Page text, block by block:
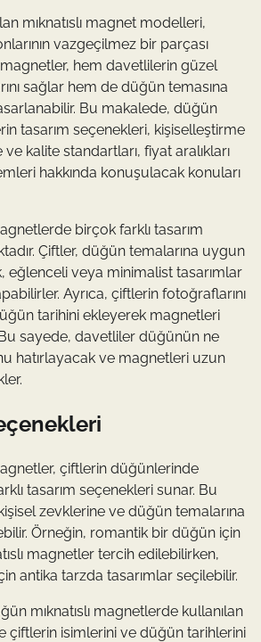
mıknatıslı magnet modelleri,
vazgeçilmez bir parçası
hem davetlilerin güzel
sağlar hem de düğün temasına
Bu makalede, düğün
tasarım seçenekleri, kişiselleştirme
kalite standartları, fiyat aralıkları
hakkında konuşulacak konuları
birçok farklı tasarım
Çiftler, düğün temalarına uygun
eğlenceli veya minimalist tasarımlar
Ayrıca, çiftlerin fotoğraflarını
tarihini ekleyerek magnetleri
sayede, davetliler düğünün ne
hatırlayacak ve magnetleri uzun
çiftlerin düğünlerinde
tasarım seçenekleri sunar. Bu
zevklerine ve düğün temalarına
Örneğin, romantik bir düğün için
magnetler tercih edilebilirken,
antika tarzda tasarımlar seçilebilir.
mıknatıslı magnetlerde kullanılan
çiftlerin isimlerini ve düğün tarihlerini